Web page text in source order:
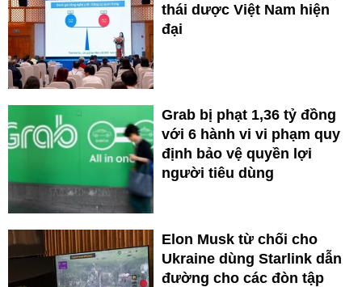
thái dược Việt Nam hiện
đại
Grab bị phạt 1,36 tỷ đồng
với 6 hành vi vi phạm quy
định bảo vệ quyền lợi
người tiêu dùng
Elon Musk từ chối cho
Ukraine dùng Starlink dẫn
đường cho các đòn tập